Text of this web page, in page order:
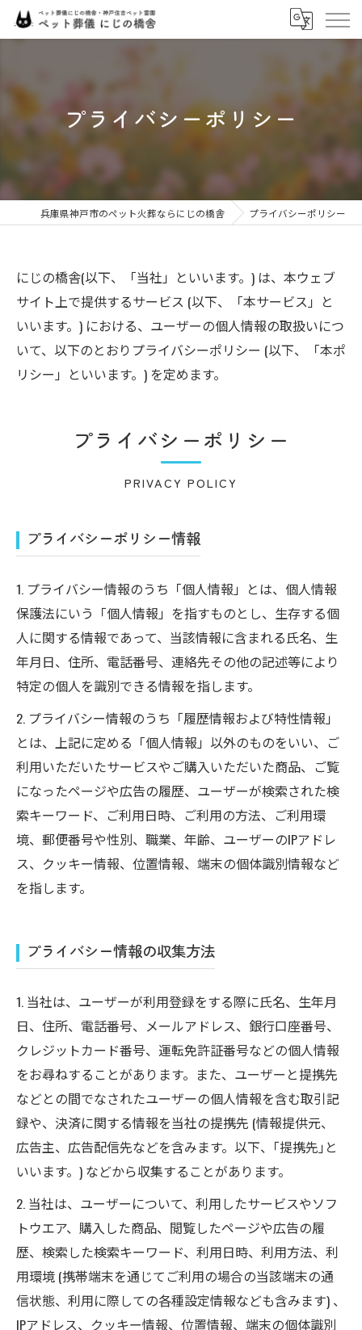
プライバシーポリシー
兵庫県神戸市のペット火葬ならにじの橋舎 プライバシーポリシー
にじの橋舎(以下、「当社」といいます。) は、本ウェブ
サイト上で提供するサービス (以下、「本サービス」と
いいます。) における、ユーザーの個人情報の取扱いにつ
いて、以下のとおりプライバシーポリシー (以下、「本ポ
リシー」といいます。) を定めます。
プライバシーポリシー
PRIVACY POLICY
プライバシーポリシー情報
1. プライバシー情報のうち「個人情報」とは、個人情報
保護法にいう「個人情報」を指すものとし、生存する個
人に関する情報であって、当該情報に含まれる氏名、生
年月日、住所、電話番号、連絡先その他の記述等により
特定の個人を識別できる情報を指します。
2. プライバシー情報のうち「履歴情報および特性情報」
とは、上記に定める「個人情報」以外のものをいい、ご
利用いただいたサービスやご購入いただいた商品、ご覧
になったページや広告の履歴、ユーザーが検索された検
索キーワード、ご利用日時、ご利用の方法、ご利用環
境、郵便番号や性別、職業、年齢、ユーザーのIPアドレ
ス、クッキー情報、位置情報、端末の個体識別情報など
を指します。
プライバシー情報の収集方法
1. 当社は、ユーザーが利用登録をする際に氏名、生年月
日、住所、電話番号、メールアドレス、銀行口座番号、
クレジットカード番号、運転免許証番号などの個人情報
をお尋ねすることがあります。また、ユーザーと提携先
などとの間でなされたユーザーの個人情報を含む取引記
録や、決済に関する情報を当社の提携先 (情報提供元、
広告主、広告配信先などを含みます。以下、｢提携先｣と
いいます。) などから収集することがあります。
2. 当社は、ユーザーについて、利用したサービスやソフ
トウエア、購入した商品、閲覧したページや広告の履
歴、検索した検索キーワード、利用日時、利用方法、利
用環境 (携帯端末を通じてご利用の場合の当該端末の通
信状態、利用に際しての各種設定情報なども含みます) 、
IPアドレス、クッキー情報、位置情報、端末の個体識別